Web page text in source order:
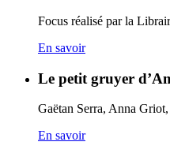
Focus réalisé par la
En savoir
Le petit gruyer
Gaëtan Serra, Anna
En savoir